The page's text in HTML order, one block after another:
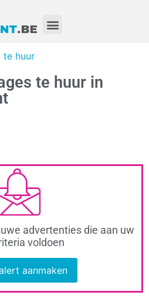
te huur
te huur in
advertenties die aan uw
voldoen
aanmaken